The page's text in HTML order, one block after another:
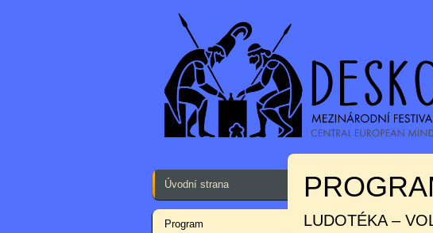
Úvodní strana
Program LUDOTÉKA –